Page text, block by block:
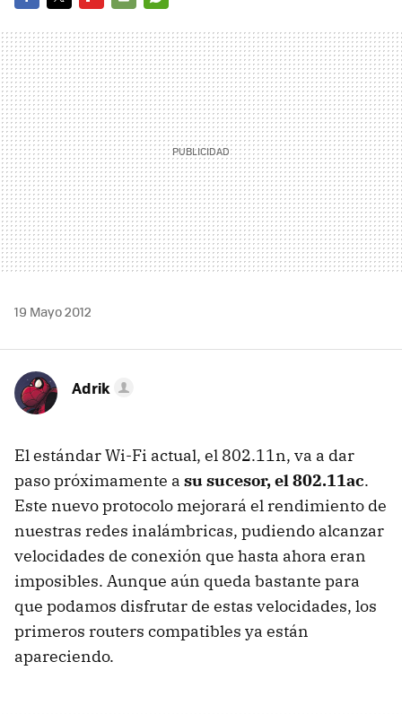
MAIL
19 Mayo 2012
Adrik
El estándar Wi-Fi actual, el 802.11n, va a dar
paso próximamente a su sucesor, el 802.11ac.
Este nuevo protocolo mejorará el rendimiento de
nuestras redes inalámbricas, pudiendo alcanzar
velocidades de conexión que hasta ahora eran
imposibles. Aunque aún queda bastante para
que podamos disfrutar de estas velocidades, los
primeros routers compatibles ya están
apareciendo.